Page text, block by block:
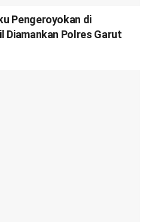
Pengeroyokan di
Diamankan Polres Garut